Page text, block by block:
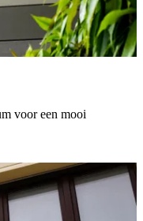
voor een mooi